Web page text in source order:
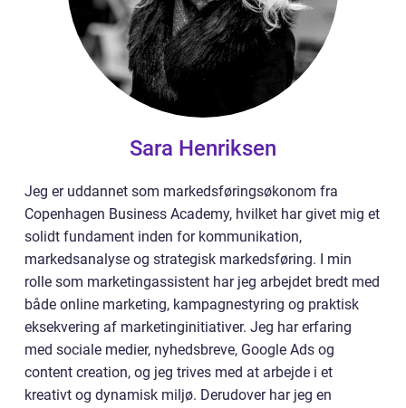
Sara Henriksen
Jeg er uddannet som markedsføringsøkonom fra
Copenhagen Business Academy, hvilket har givet mig et
solidt fundament inden for kommunikation,
markedsanalyse og strategisk markedsføring. I min
rolle som marketingassistent har jeg arbejdet bredt med
både online marketing, kampagnestyring og praktisk
eksekvering af marketinginitiativer. Jeg har erfaring
med sociale medier, nyhedsbreve, Google Ads og
content creation, og jeg trives med at arbejde i et
kreativt og dynamisk miljø. Derudover har jeg en